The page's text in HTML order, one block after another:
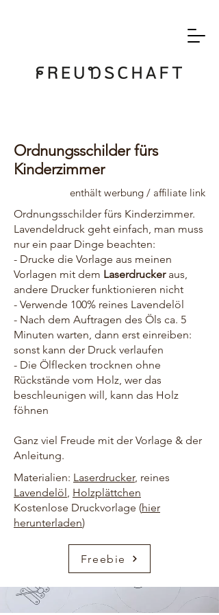
Ordnungsschilder fürs
Kinderzimmer
enthält werbung / affiliate link
Ordnungsschilder fürs Kinderzimmer.
Lavendeldruck geht einfach, man muss
nur ein paar Dinge beachten:
- Drucke die Vorlage aus meinen
Vorlagen mit dem Laserdruckeraus,
andere Drucker funktionieren nicht
- Verwende 100% reines Lavendelöl
- Nach dem Auftragen des Öls ca. 5
Minuten warten, dann erst einreiben:
sonst kann der Druck verlaufen
- Die Ölflecken trocknen ohne
Rückstände vom Holz, wer das
beschleunigen will, kann das Holz
föhnen
Ganz viel Freude mit der Vorlage & der
Anleitung.
Materialien: Laserdrucker, reines
Lavendelöl, Holzplättchen
Kostenlose Druckvorlage (hier
herunterladen)
Freebie